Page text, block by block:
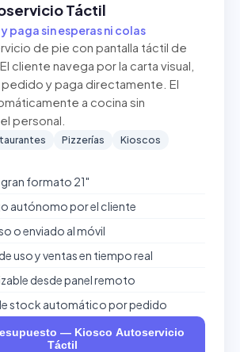
Táctil
paga sin esperas ni colas
de pie con pantalla táctil de
cliente navega por la carta visual,
pedido y paga directamente. El
a cocina sin
personal.
Pizzerías
Kioscos
formato 21"
autónomo por el cliente
o enviado al móvil
uso y ventas en tiempo real
desde panel remoto
stock automático por pedido
— Kiosco Autoservicio
Táctil